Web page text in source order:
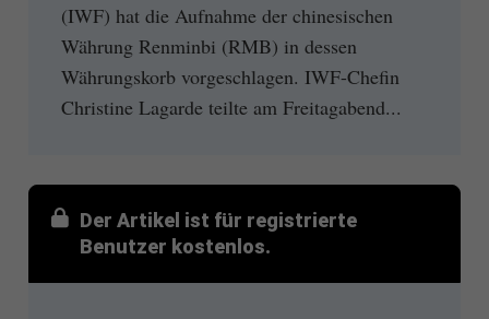
(IWF) hat die Aufnahme der chinesischen
Währung Renminbi (RMB) in dessen
Währungskorb vorgeschlagen. IWF-Chefin
Christine Lagarde teilte am Freitagabend...
Der Artikel ist für registrierte
Benutzer kostenlos.